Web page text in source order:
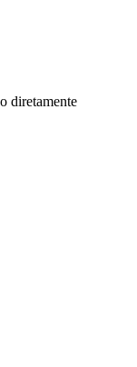
diretamente